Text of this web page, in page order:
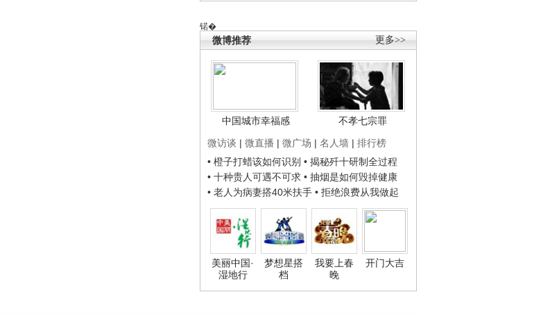
锘�
更多>>
微博推荐
中国城市幸福感
不孝七宗罪
微访谈 | 微直播 | 微广场 | 名人墙 | 排行榜
• 橙子打蜡该如何识别 • 揭秘歼十研制全过程
• 十种贵人可遇不可求 • 抽烟是如何毁掉健康
• 老人为病妻搭40米扶手 • 拒绝浪费从我做起
美丽中国·
湿地行
梦想星搭
档
我要上春
晚
开门大吉